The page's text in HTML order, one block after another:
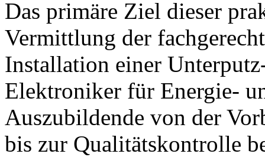
Das primäre Ziel dieser
Vermittlung der
Installation einer
Elektroniker für Energie-
Auszubildende von der
bis zur Qualitätskontrolle